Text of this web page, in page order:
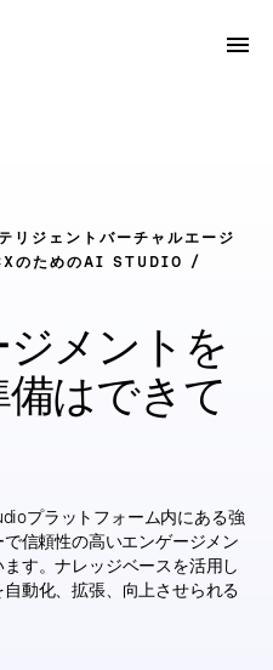
リジェントバーチャルエージ
のためのAI STUDIO
メントを
はできて
プラットフォーム内にある強
信頼性の高いエンゲージメン
す。ナレッジベースを活用し
動化、拡張、向上させられる